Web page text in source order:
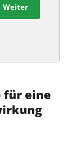
Weiter
für eine